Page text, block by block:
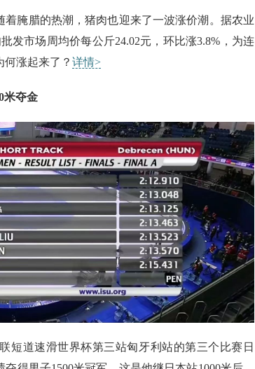
腌腊的热潮，猪肉也迎来了一波涨价潮。据农业
发市场周均价每公斤24.02元，环比涨3.8%，为连
何涨起来了？ 详情>
米夺金
道速滑世界杯第三站匈牙利站的第三个比赛日